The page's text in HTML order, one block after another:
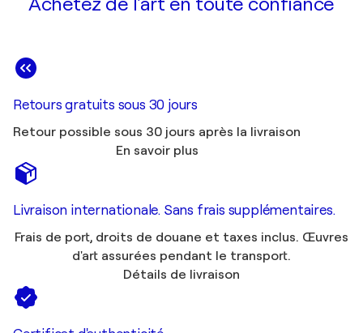
Retours gratuits sous 30 jours
Retour possible sous 30 jours après la livraison
En savoir plus
Livraison internationale. Sans frais supplémentaires.
Frais de port, droits de douane et taxes inclus. Œuvres
d'art assurées pendant le transport.
Détails de livraison